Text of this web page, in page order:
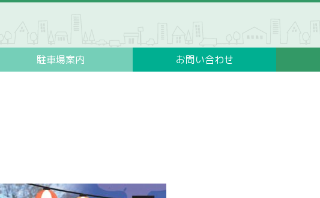
駐車場案内 お問い合わせ